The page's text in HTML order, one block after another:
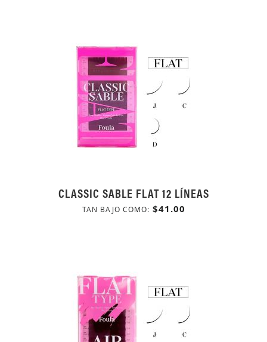
CLASSIC SABLE FLAT 12 LÍNEAS
TAN BAJO COMO $41.00